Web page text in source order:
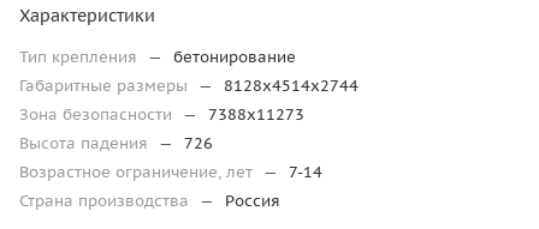
Характеристики
Тип крепления —
бетонирование
Габаритные размеры
—
8128х4514х2744
Зона безопасности
—
7388х11273
Высота падения
—
726
Возрастное ограничение, лет —
7-14
Страна производства
— Россия